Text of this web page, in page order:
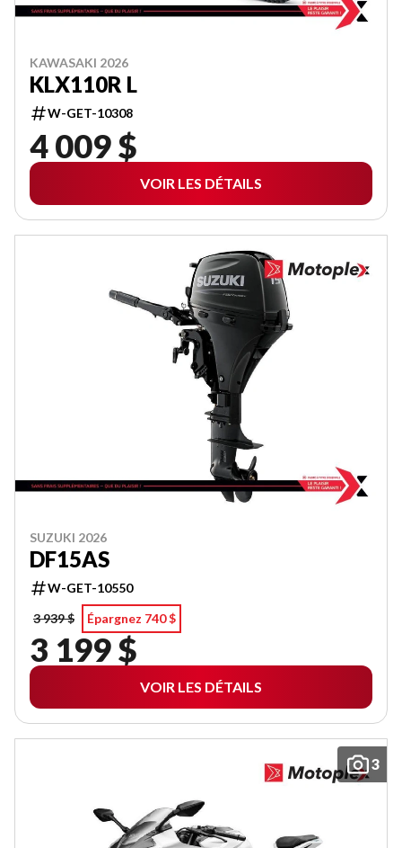
KAWASAKI 2026
KLX110R L
W-GET-10308
4 009 $
VOIR LES DÉTAILS
SUZUKI 2026
DF15AS
W-GET-10550
3 939 $
Épargnez 740 $
3 199 $
VOIR LES DÉTAILS
3